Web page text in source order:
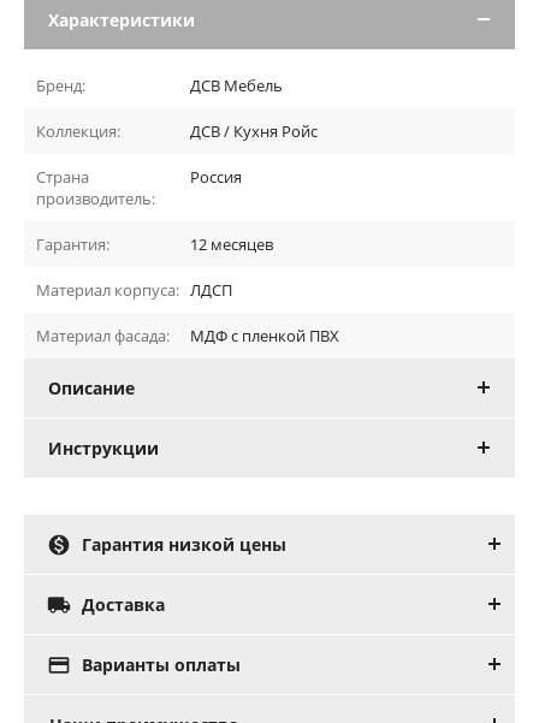
Характеристики
Бренд: ДСВ Мебель
Коллекция: ДСВ / Кухня Ройс
Страна
производитель:
Россия
Гарантия: 12 месяцев
Материал корпуса: ЛДСП
Материал фасада: МДФ с пленкой ПВХ
Описание
Инструкции
 Гарантия низкой цены
 Доставка
 Варианты оплаты